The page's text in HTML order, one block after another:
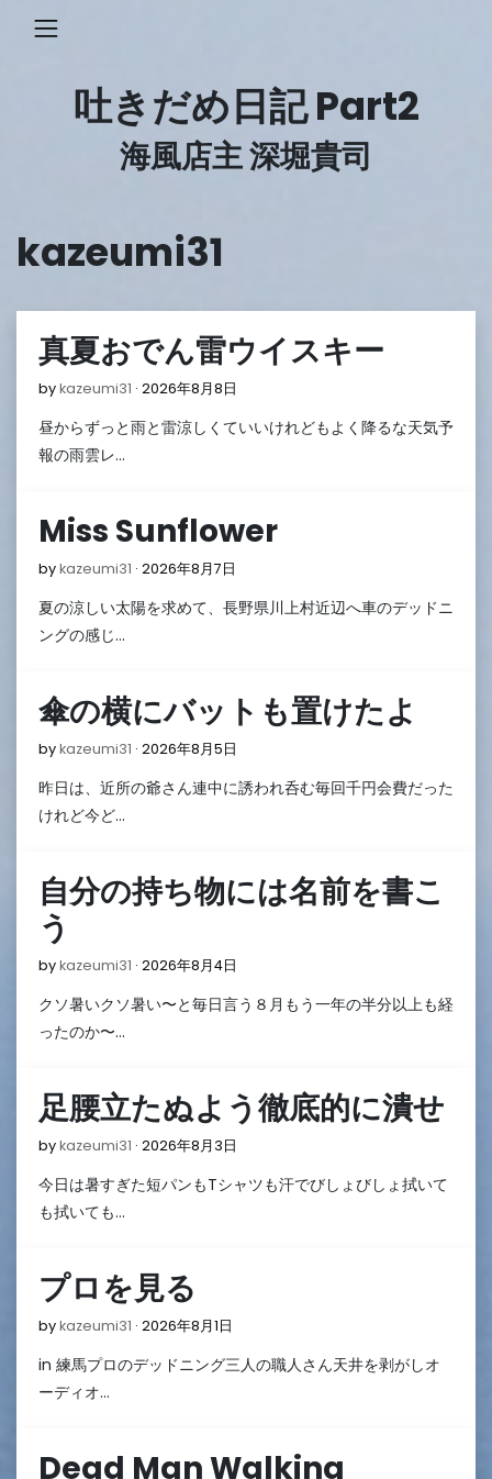
吐きだめ日記 Part2
海風店主 深堀貴司
kazeumi31
真夏おでん雷ウイスキー
bykazeumi31 2026年8月8日
8
昼からずっと雨と雷涼しくていいけれどもよく降るな天気予
報の雨雲レ…
Miss Sunflower
bykazeumi31 2026年8月7日
8
夏の涼しい太陽を求めて、長野県川上村近辺へ車のデッドニ
ングの感じ…
傘の横にバットも置けたよ
bykazeumi31 2026年8月5日
8
昨日は、近所の爺さん連中に誘われ呑む毎回千円会費だった
けれど今ど…
自分の持ち物には名前を書こ
う
bykazeumi31 2026年8月4日
8
クソ暑いクソ暑い〜と毎日言う８月もう一年の半分以上も経
ったのか〜…
足腰立たぬよう徹底的に潰せ
bykazeumi31 2026年8月3日
8
今日は暑すぎた短パンもTシャツも汗でびしょびしょ拭いて
も拭いても…
プロを見る
bykazeumi31 2026年8月1日
8
in 練馬プロのデッドニング三人の職人さん天井を剥がしオ
ーディオ…
Dead Man Walking